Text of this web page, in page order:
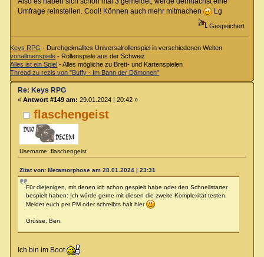
Umfrage reinstellen. Cool! Können auch mehr mitmachen
Lg
Gespeichert
Keys RPG - Durchgeknalltes Universalrollenspiel in verschiedenen Welten
vonallmenspiele - Rollenspiele aus der Schweiz
Alles ist ein Spiel - Alles mögliche zu Brett- und Kartenspielen
Thread zu rezis von "Buffy - Im Bann der Dämonen"
flaschengeist
Username: flaschengeist
Re: Keys RPG
« Antwort #149 am: 29.01.2024 | 20:42 »
Zitat von: Metamorphose am 28.01.2024 | 23:31
Für diejenigen, mit denen ich schon gespielt habe oder den Schnellstarter
bespielt haben: Ich würde gerne mit diesen die zweite Komplexität testen.
Meldet euch per PM oder schreibts halt hier
Grüsse, Ben.
Ich bin im Boot .